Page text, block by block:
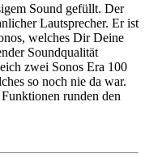
Sound gefüllt. Der
Lautsprecher. Er ist
welches Dir Deine
Soundqualität
zwei Sonos Era 100
so noch nie da war.
runden den